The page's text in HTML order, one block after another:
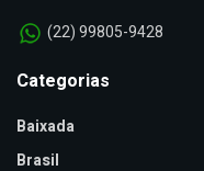
(22) 99805-9428
Categorias
Baixada
Brasil